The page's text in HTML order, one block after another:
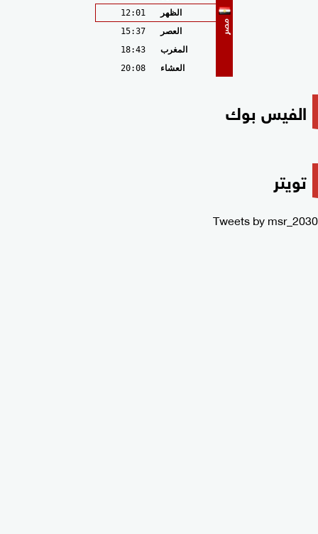
مصر
الظهر
12:01
العصر
15:37
المغرب
18:43
العشاء
20:08
الفيس بوك
تويتر
Tweets by msr_2030